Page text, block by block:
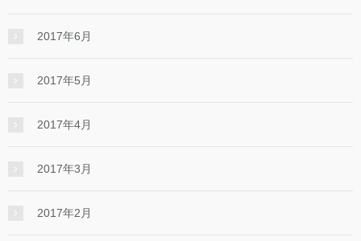
2017年6月
2017年5月
2017年4月
2017年3月
2017年2月